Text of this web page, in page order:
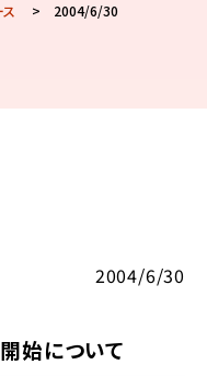
> 2004/6/30
2004/6/30
始について